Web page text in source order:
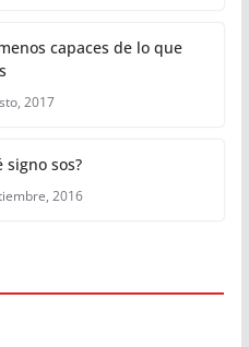
capaces de lo que
2017
signo sos?
2016